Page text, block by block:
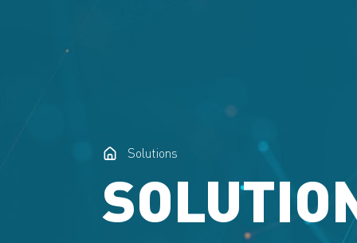
Solutions